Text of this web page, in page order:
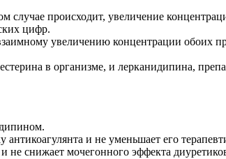
происходит, увеличение
цифр.
увеличению концентрации обоих
в организме, и лерканидипина,
и не уменьшает его
не снижает мочегонного эффекта